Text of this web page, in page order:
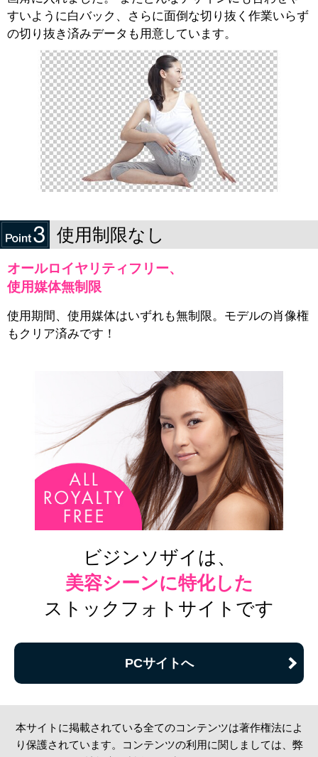
すいように白バック、さらに面倒な切り抜く作業いらず
の切り抜き済みデータも用意しています。
使用制限なし
オールロイヤリティフリー、
使用媒体無制限
使用期間、使用媒体はいずれも無制限。モデルの肖像権
もクリア済みです！
ビジンソザイは、
美容シーンに特化した
ストックフォトサイトです
PCサイトへ
本サイトに掲載されている全てのコンテンツは著作権法によ
り保護されています。コンテンツの利用に関しましては、弊